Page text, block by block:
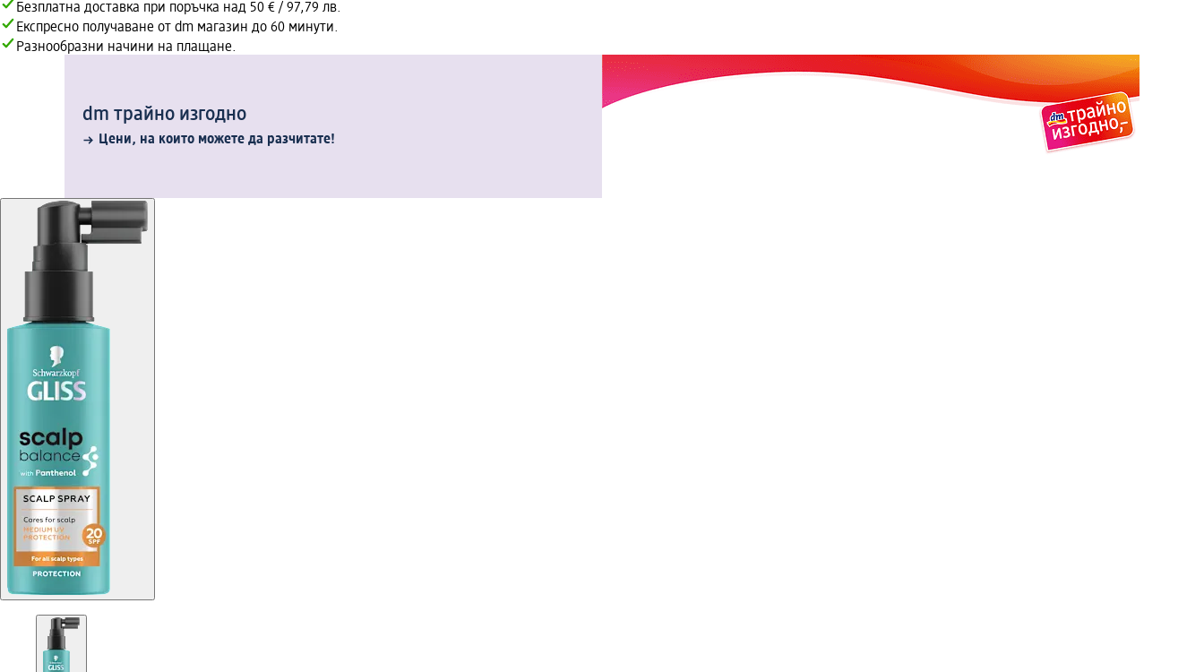
Безплатна доставка при поръчка над 50 € / 97,79 лв.
Експресно получаване от dm магазин до 60 минути.
Разнообразни начини на плащане.
dm трайно изгодно
Цени, на които можете да разчитате!